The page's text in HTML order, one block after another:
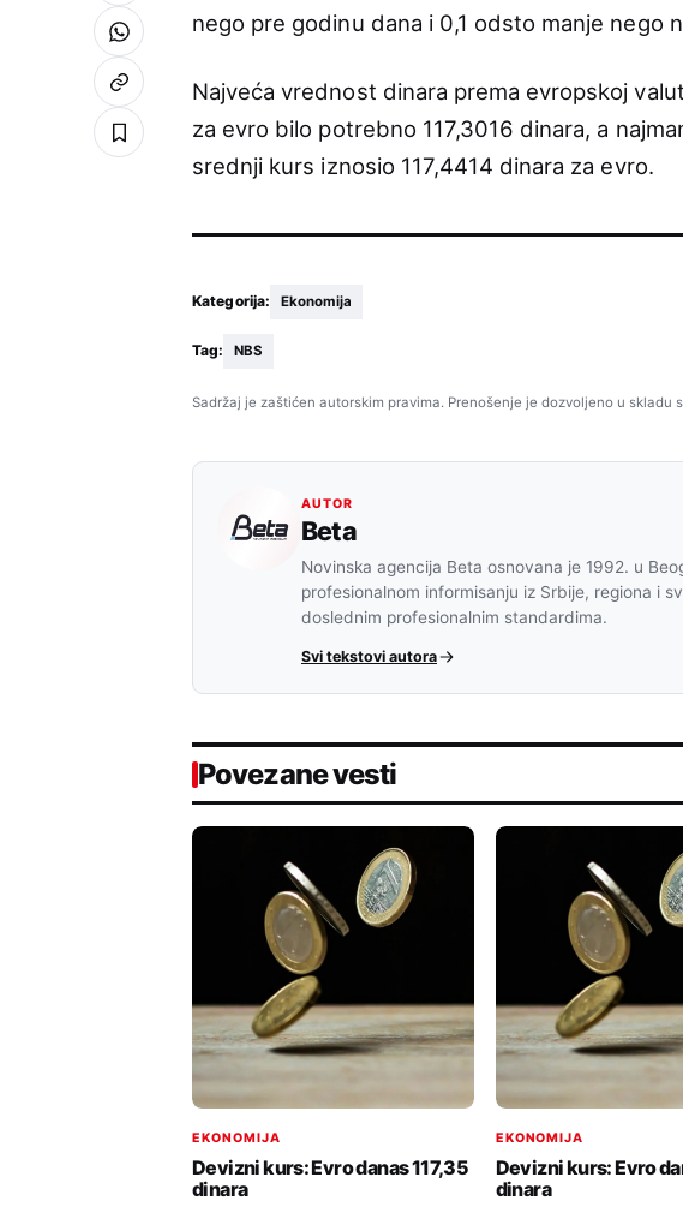
nego pre godinu dana i 0,1 odsto manje nego
Najveća vrednost dinara prema evropskoj
za evro bilo potrebno 117,3016 dinara, a
srednji kurs iznosio 117,4414 dinara za evro.
Kategorija: Ekonomija
Tag: NBS
Sadržaj je zaštićen autorskim pravima. Prenošenje je dozvoljeno u skladu
AUTOR
Beta
Novinska agencija Beta osnovana je 1992. u
profesionalnom informisanju iz Srbije, regiona i
doslednim profesionalnim standardima.
Svi tekstovi autora
Povezane vesti
EKONOMIJA
Devizni kurs: Evro danas 117,35
dinara
EKONOMIJA
Devizni kurs: Evro
dinara